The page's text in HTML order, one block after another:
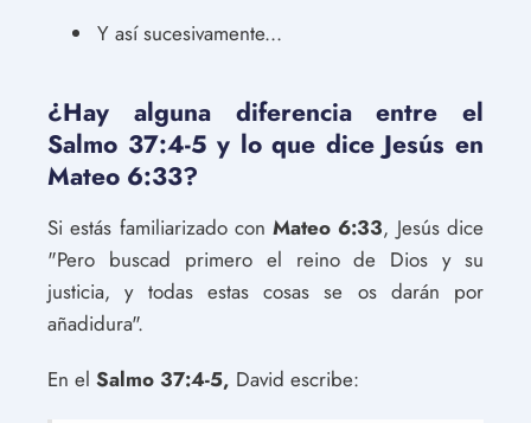
Y así sucesivamente...
¿Hay alguna diferencia entre el
Salmo 37:4-5 y lo que dice Jesús en
Mateo 6:33?
Si estás familiarizado conMateo 6:33, Jesús dice
"Pero buscad primero el reino de Dios y su
justicia, y todas estas cosas se os darán por
añadidura".
En el Salmo 37:4-5, David escribe: